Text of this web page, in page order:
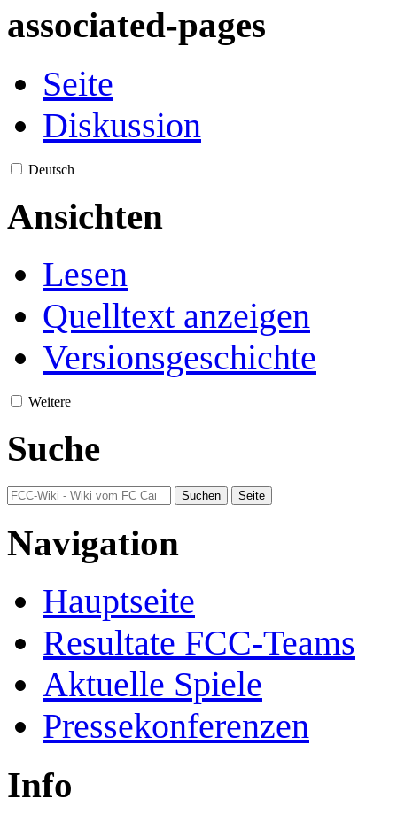
associated-pages
Seite
Diskussion
Deutsch
Ansichten
Lesen
Quelltext anzeigen
Versionsgeschichte
Weitere
Suche
Navigation
Hauptseite
Resultate FCC-Teams
Aktuelle Spiele
Pressekonferenzen
Info